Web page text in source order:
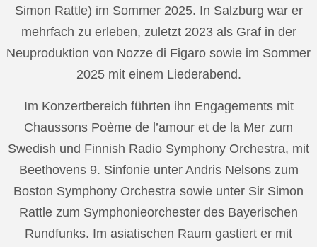
Simon Rattle) im Sommer 2025. In Salzburg war er
mehrfach zu erleben, zuletzt 2023 als Graf in der
Neuproduktion von Nozze di Figaro sowie im Sommer
2025 mit einem Liederabend.
Im Konzertbereich führten ihn Engagements mit
Chaussons Poème de l’amour et de la Mer zum
Swedish und Finnish Radio Symphony Orchestra, mit
Beethovens 9. Sinfonie unter Andris Nelsons zum
Boston Symphony Orchestra sowie unter Sir Simon
Rattle zum Symphonieorchester des Bayerischen
Rundfunks. Im asiatischen Raum gastiert er mit